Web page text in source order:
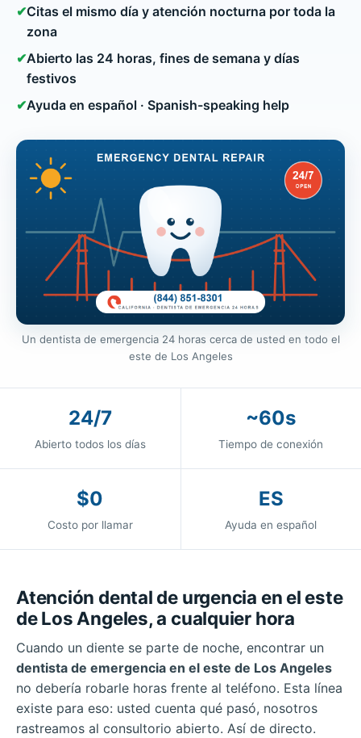
✔Citas el mismo día y atención nocturna por toda la
zona
✔Abierto las 24 horas, fines de semana y días
festivos
✔Ayuda en español · Spanish-speaking help
Un dentista de emergencia 24 horas cerca de usted en todo el
este de Los Angeles
24/7
Abierto todos los días
~60s
Tiempo de conexión
$0
Costo por llamar
ES
Ayuda en español
Atención dental de urgencia en el este
de Los Angeles, a cualquier hora
Cuando un diente se parte de noche, encontrar un
dentista de emergencia en el este de Los Angeles
no debería robarle horas frente al teléfono. Esta línea
existe para eso: usted cuenta qué pasó, nosotros
rastreamos al consultorio abierto. Así de directo.